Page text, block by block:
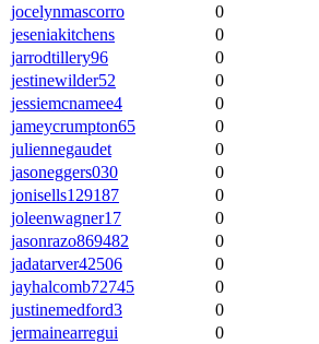
jocelynmascorro
0
jeseniakitchens
0
jarrodtillery96
0
jestinewilder52
0
jessiemcnamee4
0
jameycrumpton65
0
juliennegaudet
0
jasoneggers030
0
jonisells129187
0
joleenwagner17
0
jasonrazo869482
0
jadatarver42506
0
jayhalcomb72745
0
justinemedford3
0
jermainearregui
0